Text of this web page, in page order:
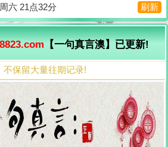
【一句真言澳】已更新!
保留大量往期记录!